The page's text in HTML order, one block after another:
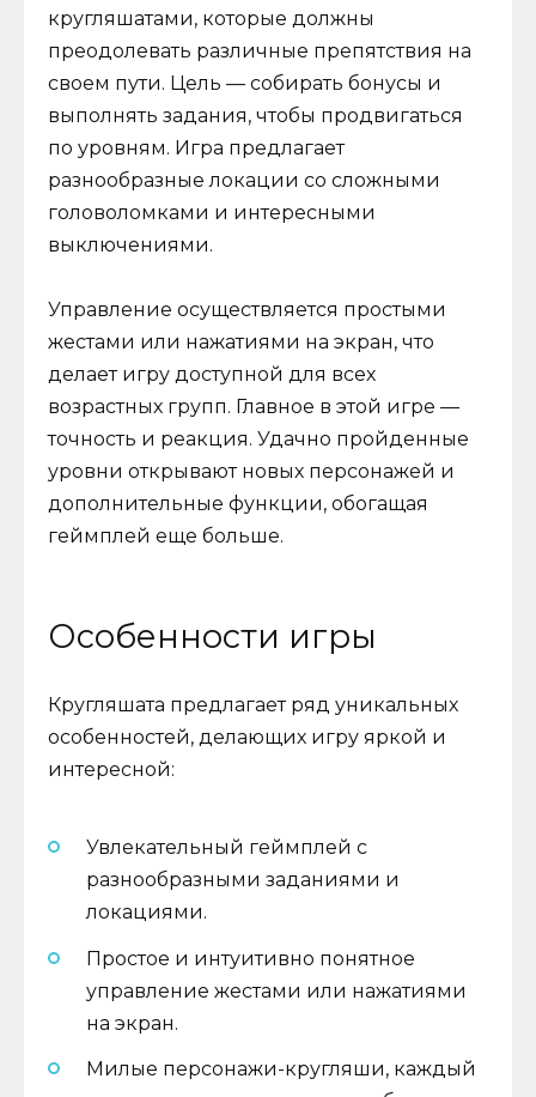
кругляшатами, которые должны
преодолевать различные препятствия на
своем пути. Цель — собирать бонусы и
выполнять задания, чтобы продвигаться
по уровням. Игра предлагает
разнообразные локации со сложными
головоломками и интересными
выключениями.
Управление осуществляется простыми
жестами или нажатиями на экран, что
делает игру доступной для всех
возрастных групп. Главное в этой игре —
точность и реакция. Удачно пройденные
уровни открывают новых персонажей и
дополнительные функции, обогащая
геймплей еще больше.
Особенности игры
Кругляшата предлагает ряд уникальных
особенностей, делающих игру яркой и
интересной:
Увлекательный геймплей с
разнообразными заданиями и
локациями.
Простое и интуитивно понятное
управление жестами или нажатиями
на экран.
Милые персонажи-кругляши, каждый